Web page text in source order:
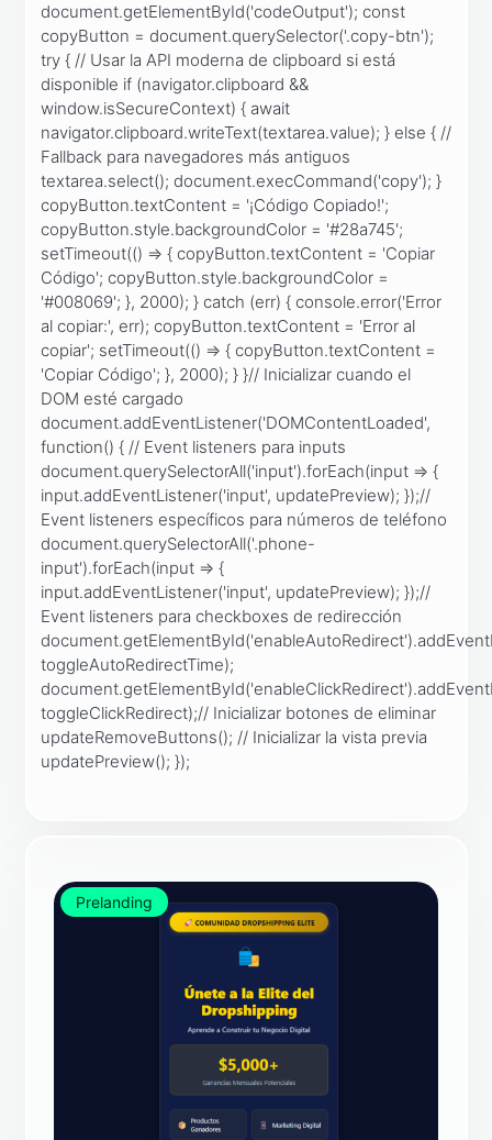
document.getElementById('codeOutput'); const
copyButton = document.querySelector('.copy-btn');
try { // Usar la API moderna de clipboard si está
disponible if (navigator.clipboard &&
window.isSecureContext) { await
navigator.clipboard.writeText(textarea.value); } else { //
Fallback para navegadores más antiguos
textarea.select(); document.execCommand('copy'); }
copyButton.textContent = '¡Código Copiado!';
copyButton.style.backgroundColor = '#28a745';
setTimeout(() => { copyButton.textContent = 'Copiar
Código'; copyButton.style.backgroundColor =
'#008069'; }, 2000); } catch (err) { console.error('Error
al copiar:', err); copyButton.textContent = 'Error al
copiar'; setTimeout(() => { copyButton.textContent =
'Copiar Código'; }, 2000); } }// Inicializar cuando el
DOM esté cargado
document.addEventListener('DOMContentLoaded',
function() { // Event listeners para inputs
document.querySelectorAll('input').forEach(input => {
input.addEventListener('input', updatePreview); });//
Event listeners específicos para números de teléfono
document.querySelectorAll('.phone-
input').forEach(input => {
input.addEventListener('input', updatePreview); });//
Event listeners para checkboxes de redirección
toggleAutoRedirectTime);
toggleClickRedirect);// Inicializar botones de eliminar
updateRemoveButtons(); // Inicializar la vista previa
updatePreview(); });
Prelanding